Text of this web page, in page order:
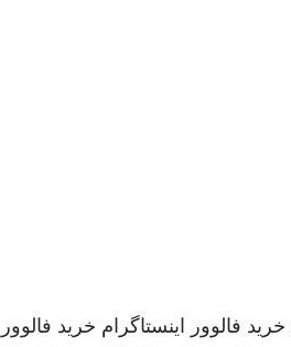
خرید فالوور اینستاگرام خرید فالوور